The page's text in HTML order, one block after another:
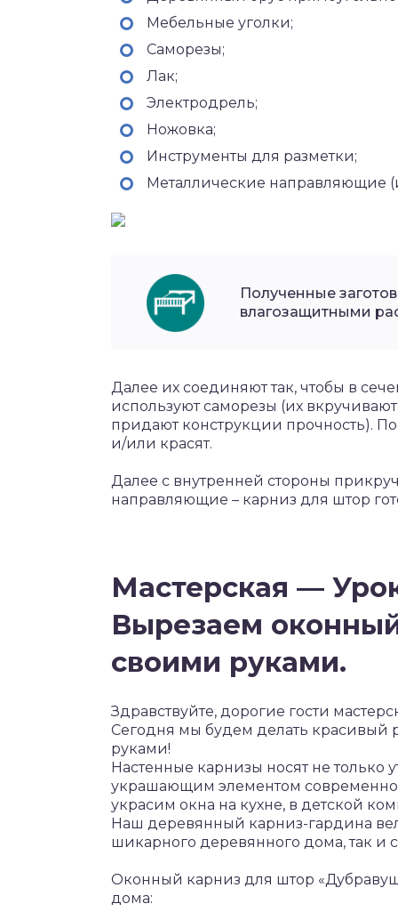
Мебельные уголки;
Саморезы;
Лак;
Электродрель;
Ножовка;
Инструменты для разметки;
Металлические направляющие
Полученные
влагозащитными
Далее их соединяют так, чтобы в
используют саморезы (их
придают конструкции прочность).
и/или красят.
Далее с внутренней стороны
направляющие – карниз для штор
Мастерская —
Вырезаем
своими руками.
Здравствуйте, дорогие гости
Сегодня мы будем делать
руками!
Настенные карнизы носят не только
украшающим элементом
украсим окна на кухне, в детской
Наш деревянный карниз-гардина
шикарного деревянного дома, так и
Оконный карниз для штор
дома: